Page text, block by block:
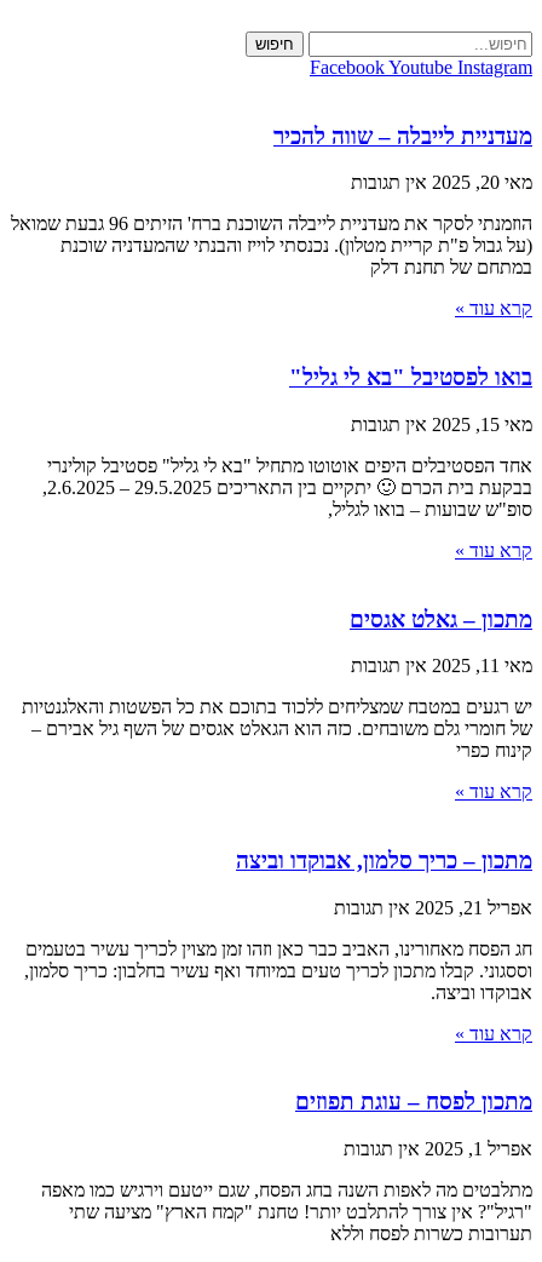
to
content
חיפוש
FacebookYoutube Instagram
מעדניית לייבלה – שווה להכיר
מאי 20, 2025
אין תגובות
הוזמנתי לסקר את מעדניית לייבלה השוכנת ברח' הזיתים 96 גבעת שמואל
(על גבול פ"ת קריית מטלון). נכנסתי לוייז והבנתי שהמעדניה שוכנת
במתחם של תחנת דלק
קרא עוד »
בואו לפסטיבל "בא לי גליל"
מאי 15, 2025
אין תגובות
אחד הפסטיבלים היפים אוטוטו מתחיל "בא לי גליל" פסטיבל קולינרי
בבקעת בית הכרם 🙂 יתקיים בין התאריכים 29.5.2025 – 2.6.2025,
סופ"ש שבועות – בואו לגליל,
קרא עוד »
מתכון – גאלט אגסים
מאי 11, 2025
אין תגובות
יש רגעים במטבח שמצליחים ללכוד בתוכם את כל הפשטות והאלגנטיות
של חומרי גלם משובחים. כזה הוא הגאלט אגסים של השף גיל אבירם –
קינוח כפרי
קרא עוד »
מתכון – כריך סלמון, אבוקדו וביצה
אפריל 21, 2025
אין תגובות
חג הפסח מאחורינו, האביב כבר כאן וזהו זמן מצוין לכריך עשיר בטעמים
וססגוני. קבלו מתכון לכריך טעים במיוחד ואף עשיר בחלבון: כריך סלמון,
אבוקדו וביצה.
קרא עוד »
מתכון לפסח – עוגת תפוזים
אפריל 1, 2025
אין תגובות
מתלבטים מה לאפות השנה בחג הפסח, שגם ייטעם וירגיש כמו מאפה
"רגיל"? אין צורך להתלבט יותר! טחנת "קמח הארץ" מציעה שתי
תערובות כשרות לפסח וללא